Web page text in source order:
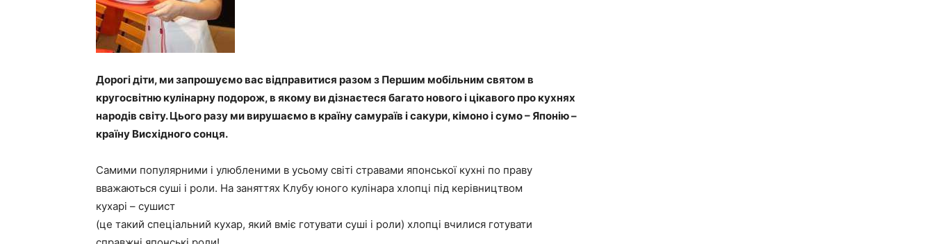
Дорогі діти, ми запрошуємо вас відправитися разом з Першим мобільним святом в
кругосвітню кулінарну подорож, в якому ви дізнаєтеся багато нового і цікавого про кухнях
народів світу. Цього разу ми вирушаємо в країну самураїв і сакури, кімоно і сумо – Японію –
країну Висхідного сонця.
Самими популярними і улюбленими в усьому світі стравами японської кухні по праву
вважаються суші і роли. На заняттях Клубу юного кулінара хлопці під керівництвом
кухарі – сушист
(це такий спеціальний кухар, який вміє готувати суші і роли) хлопці вчилися готувати